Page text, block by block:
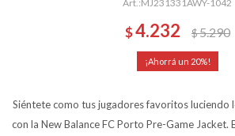
MJ231331AWY-1042
$4.232 $5.290
20
Siéntete como tus jugadores favoritos luciendo
con la New Balance FC Porto Pre-Game Jacket.